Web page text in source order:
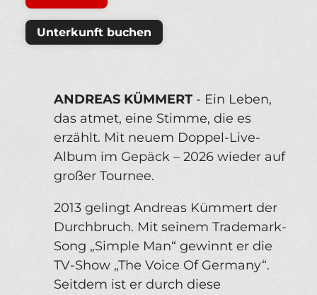
Unterkunft buchen
ANDREAS KÜMMERT - Ein Leben,
das atmet, eine Stimme, die es
erzählt. Mit neuem Doppel-Live-
Album im Gepäck – 2026 wieder auf
großer Tournee.
2013 gelingt Andreas Kümmert der
Durchbruch. Mit seinem Trademark-
Song „Simple Man“ gewinnt er die
TV-Show „The Voice Of Germany“.
Seitdem ist er durch diese